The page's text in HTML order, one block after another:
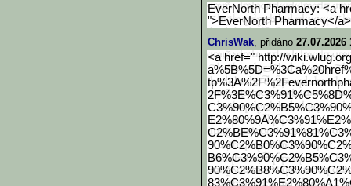
EverNorth Pharmacy: <a
">EverNorth Pharmacy</
ChrisWak, přidáno 27.07.2026
<a href=" http://